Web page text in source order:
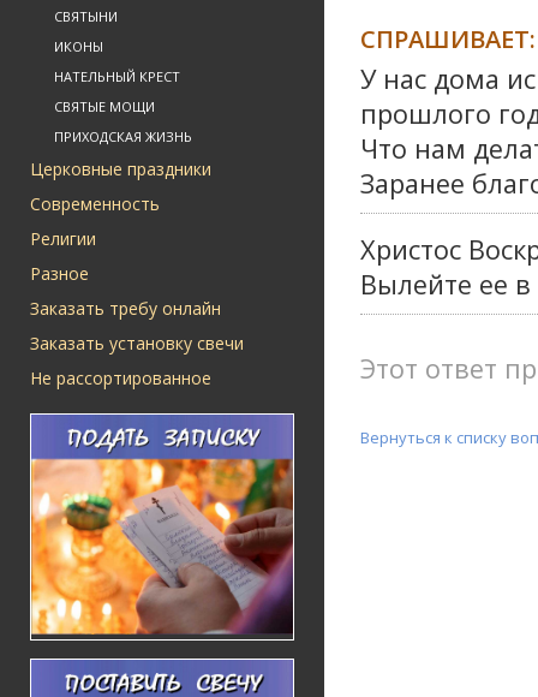
СВЯТЫНИ
ИКОНЫ
НАТЕЛЬНЫЙ КРЕСТ
СВЯТЫЕ МОЩИ
ПРИХОДСКАЯ ЖИЗНЬ
Церковные праздники
Современность
Религии
Разное
Заказать требу онлайн
Заказать установку свечи
Не рассортированное
СПРАШИВАЕТ:
У нас дома
прошлого
Что нам
Заранее
Христос
Вылейте ее
Этот ответ
Вернуться к списку